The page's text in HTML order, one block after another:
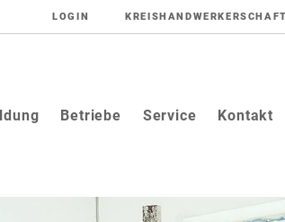
LOGIN
Betriebe Service Kontakt